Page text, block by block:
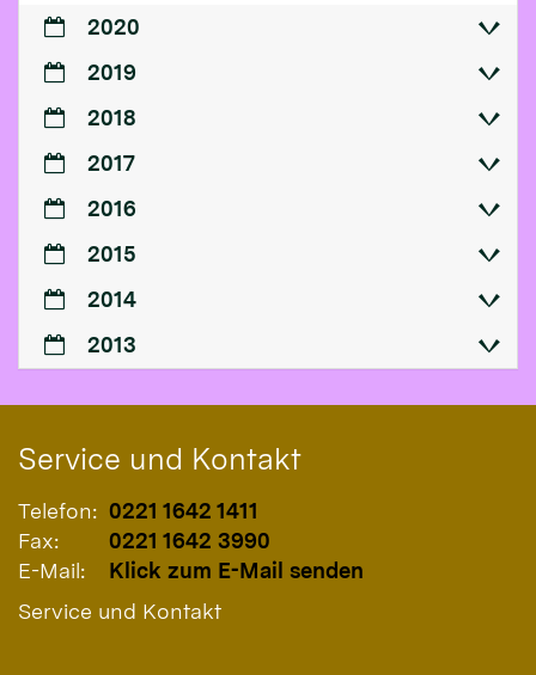
2020
2019
2018
2017
2016
2015
2014
2013
Service und Kontakt
Telefon: 0221 1642 1411
Fax:
0221 1642 3990
E-Mail:
Klick zum E-Mail senden
Service und Kontakt